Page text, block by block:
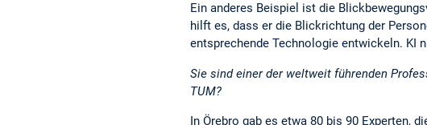
Ein anderes Beispiel ist die
hilft es, dass er die Blickrichtung der
entsprechende Technologie entwickeln. KI
Sie sind einer der weltweit führenden
TUM?
In Örebro gab es etwa 80 bis 90 Experten,